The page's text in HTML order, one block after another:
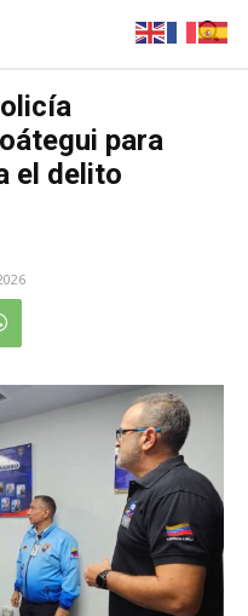
para
el delito